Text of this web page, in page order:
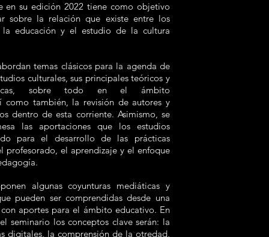
en su edición 2022 tiene como objetivo
sobre la relación que existe entre los
la educación y el estudio de la cultura
temas clásicos para la agenda de
culturales, sus principales teóricos y
sobre todo en el ámbito
como también, la revisión de autores y
dentro de esta corriente. Asimismo, se
las aportaciones que los estudios
para el desarrollo de las prácticas
profesorado, el aprendizaje y el enfoque
algunas coyunturas mediáticas y
pueden ser comprendidas desde una
aportes para el ámbito educativo. En
seminario los conceptos clave serán: la
digitales, la comprensión de la otredad,